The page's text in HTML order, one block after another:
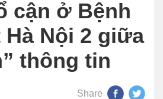
cận ở Bệnh
Hà Nội 2 giữa
thông tin
Share